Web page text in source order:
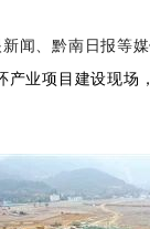
闻、黔南日报等
产业项目建设现场